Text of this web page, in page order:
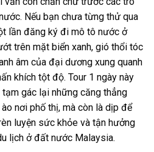
Nếu bạn chưa từng thử qua
lần đăng ký đi mô tô nước ở
trên mặt biển xanh, gió thổi tóc
âm của đại dương xung quanh
khích tột độ. Tour 1 ngày này
gác lại những căng thẳng
nơi phố thị, mà còn là dịp để
luyện sức khỏe và tận hưởng
lịch ở đất nước Malaysia.